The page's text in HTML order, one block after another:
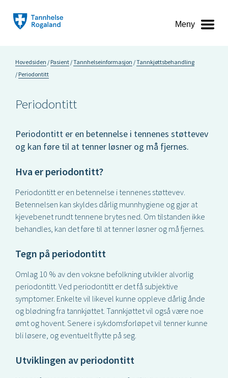
Meny
Hovedsiden Pasient Tannhelseinformasjon Tannkjøttsbehandling
Periodontitt
Periodontitt
Periodontitt er en betennelse i tennenes støttevev
og kan føre til at tenner løsner og må fjernes.
Hva er periodontitt?
Periodontitt er en betennelse i tennenes støttevev.
Betennelsen kan skyldes dårlig munnhygiene og gjør at
kjevebenet rundt tennene brytes ned. Om tilstanden ikke
behandles, kan det føre til at tenner løsner og må fjernes.
Tegn på periodontitt
Omlag 10 % av den voksne befolkning utvikler alvorlig
periodontitt. Ved periodontitt er det få subjektive
symptomer. Enkelte vil likevel kunne oppleve dårlig ånde
og blødning fra tannkjøttet. Tannkjøttet vil også være noe
ømt og hovent. Senere i sykdomsforløpet vil tenner kunne
bli løsere, og eventuelt flytte på seg.
Utviklingen av periodontitt